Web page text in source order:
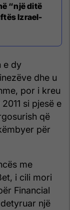
“një ditë
Izrael-
e dy
dhe u
por i kreu
si pjesë e
që
për
me
i cili mori
Financial
një